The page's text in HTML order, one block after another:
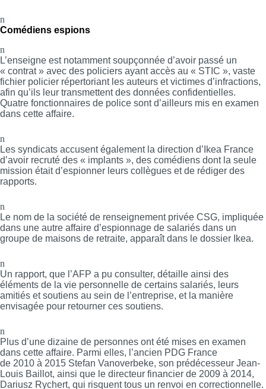
n
Comédiens espions
n
L’enseigne est notamment soupçonnée d’avoir passé un
« contrat » avec des policiers ayant accès au « STIC », vaste
fichier policier répertoriant les auteurs et victimes d’infractions,
afin qu’ils leur transmettent des données confidentielles.
Quatre fonctionnaires de police sont d’ailleurs mis en examen
dans cette affaire.
n
Les syndicats accusent également la direction d’Ikea France
d’avoir recruté des « implants », des comédiens dont la seule
mission était d’espionner leurs collègues et de rédiger des
rapports.
n
Le nom de la société de renseignement privée CSG, impliquée
dans une autre affaire d’espionnage de salariés dans un
groupe de maisons de retraite, apparaît dans le dossier Ikea.
n
Un rapport, que l’AFP a pu consulter, détaille ainsi des
éléments de la vie personnelle de certains salariés, leurs
amitiés et soutiens au sein de l’entreprise, et la manière
envisagée pour retourner ces soutiens.
n
Plus d’une dizaine de personnes ont été mises en examen
dans cette affaire. Parmi elles, l’ancien PDG France
de 2010 à 2015 Stefan Vanoverbeke, son prédécesseur Jean-
Louis Baillot, ainsi que le directeur financier de 2009 à 2014,
Dariusz Rychert, qui risquent tous un renvoi en correctionnelle.